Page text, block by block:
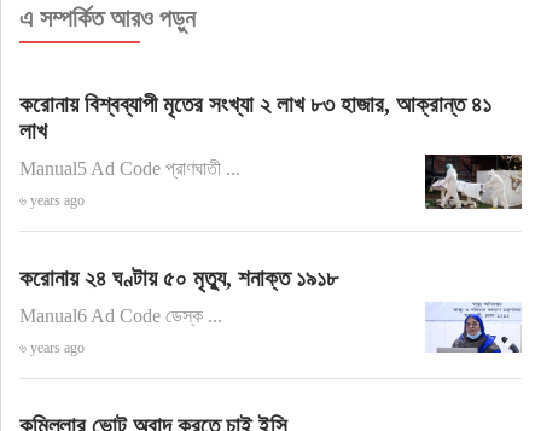
এ সম্পর্কিত আরও পড়ুন
করোনায় বিশ্বব্যাপী মৃতের সংখ্যা ২ লাখ ৮৩ হাজার, আক্রান্ত ৪১
লাখ
Manual5 Ad Code প্রাণঘাতী ...
৬ years ago
করোনায় ২৪ ঘণ্টায় ৫০ মৃত্যু, শনাক্ত ১৯১৮
Manual6 Ad Code ডেস্ক ...
৬ years ago
কুমিল্লার ভোট অবাদ করতে চাই ইসি